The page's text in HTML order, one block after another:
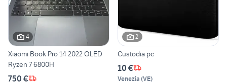
4
Xiaomi Book Pro 14 2022 OLED
Ryzen 7 6800H
750 €
2
Custodia pc
10 €
Venezia (VE)